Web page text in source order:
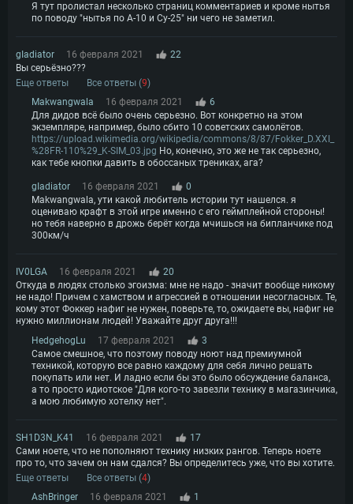
Я тут пролистал несколько страниц комментариев и кроме нытья
по поводу "нытья по А-10 и Су-25" ни чего не заметил.
gIadiator 16 февраля 2021
22
Вы серьёзно???
Еще ответы
Все ответы (9)
Makwangwala
16 февраля 2021
6
Для дидов всё было очень серьезно. Вот конкретно на этом
экземпляре, например, было сбито 10 советских самолётов.
https://upload.wikimedia.org/wikipedia/commons/8/87/Fokker_D.XXI_
%28FR-110%29_K-SIM_03.jpg Но, конечно, это же не так серьезно,
как тебе кнопки давить в обоссаных трениках, ага?
gIadiator 16 февраля 2021
0
Makwangwala, ути какой любитель истории тут нашелся. я
оцениваю крафт в этой игре именно с его геймплейной стороны!
но тебя наверно в дрожь берёт когда мчишься на бипланчике под
300км/ч
IV0LGA 16 февраля 2021
20
Откуда в людях столько эгоизма: мне не надо - значит вообще никому
не надо! Причем с хамством и агрессией в отношении несогласных. Те,
кому этот Фоккер нафиг не нужен, поверьте, то, ожидаете вы, нафиг не
нужно миллионам людей! Уважайте друг друга!!!
HedgehogLu
17 февраля 2021
3
Самое смешное, что поэтому поводу ноют над премиумной
техникой, которую все равно каждому для себя лично решать
покупать или нет. И ладно если бы это было обсуждение баланса,
а то просто идиотское "Для кого-то завезли технику в магазинчика,
а мою любимую хотелку нет".
SH1D3N_K41 16 февраля 2021
17
Сами ноете, что не пополняют технику низких рангов. Теперь ноете
про то, что зачем он нам сдался? Вы определитесь уже, что вы хотите.
Еще ответы
Все ответы (4)
AshBringer
16 февраля 2021
1